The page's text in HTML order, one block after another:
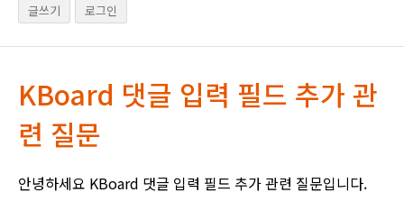
글쓰기
로그인
KBoard 댓글 입력 필드 추가 관
련 질문
안녕하세요 KBoard 댓글 입력 필드 추가 관련 질문입니다.